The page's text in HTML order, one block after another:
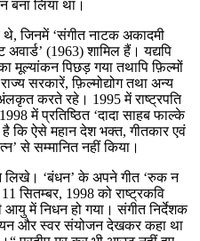
बना लिया था।
थे, जिनमें ‘संगीत नाटक अकादमी
(1963) शामिल हैं। यद्यपि
मूल्यांकन पिछड़ गया तथापि फ़िल्मों
सरकारें, फ़िल्मोद्योग तथा अन्य
करते रहे। 1995 में राष्ट्रपति
में प्रतिष्ठित ‘दादा साहब फाल्के
कि ऐसे महान देश भक्त, गीतकार एवं
से सम्मानित नहीं किया।
लिखे। ‘बंधन’ के अपने गीत ‘रुक न
सितम्बर, 1998 को राष्ट्रकवि
में निधन हो गया। संगीत निर्देशक
और स्वर संयोजन देखकर कहा था